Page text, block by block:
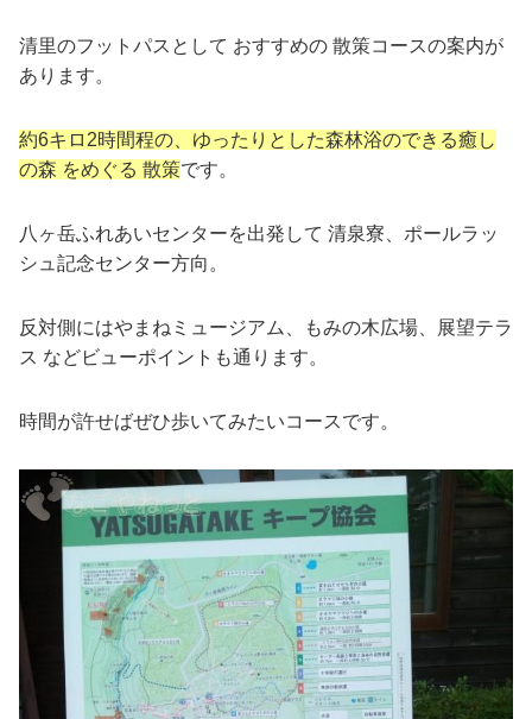
清里のフットパスとして おすすめの 散策コースの案内が
あります。
約6キロ2時間程の、ゆったりとした森林浴のできる癒し
の森 をめぐる 散策です。
八ヶ岳ふれあいセンターを出発して 清泉寮、ポールラッ
シュ記念センター方向。
反対側にはやまねミュージアム、もみの木広場、展望テラ
ス などビューポイントも通ります。
時間が許せばぜひ歩いてみたいコースです。